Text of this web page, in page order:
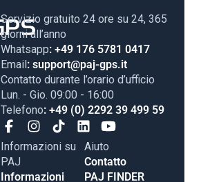
Servizio gratuito 24 ore su 24, 365
giorni all’anno
Whatsapp: +49 176 5781 0417
Email : support@paj-gps.it
Contatto durante l’orario d’ufficio
Lun. - Gio. 09:00 - 16:00
Telefono: +49 (0) 2292 39 499 59
Informazioni su
PAJ
Informazioni
Aiuto
Contatto
PAJ FINDER